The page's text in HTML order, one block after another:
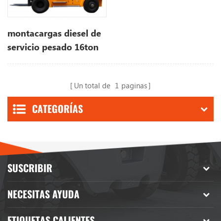
montacargas diesel de
servicio pesado 16ton
Un total de 1 paginas
CATEGORÍAS
SUSCRIBIR
NECESITAS AYUDA